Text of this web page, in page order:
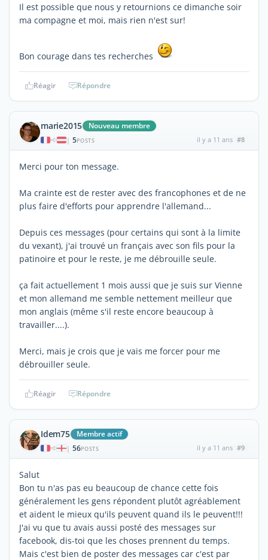
Il est possible que nous y retournions ce dimanche soir
ma compagne et moi, mais rien n'est sur!
Bon courage dans tes recherches
Réagir Répondre
marie2015 Nouveau membre
| 5POSTS il y a 11 ans #8
Merci pour ton message.
Ma crainte est de rester avec des francophones et de ne
plus faire d'efforts pour apprendre l'allemand...
Depuis ces messages (pour certains qui sont à la limite
du vexant), j'ai trouvé un français avec son fils pour la
patinoire et pour le reste, je me débrouille seule.
ça fait actuellement 1 mois aussi que je suis sur Vienne
et mon allemand me semble nettement meilleur que
mon anglais (même s'il reste encore beaucoup à
travailler....).
Merci, mais je crois que je vais me forcer pour me
débrouiller seule.
Réagir Répondre
Idem75 Membre actif
| 56POSTS il y a 11 ans #9
Salut
Bon tu n'as pas eu beaucoup de chance cette fois
généralement les gens répondent plutôt agréablement
et aident le mieux qu'ils peuvent quand ils le peuvent!!!
J'ai vu que tu avais aussi posté des messages sur
facebook, dis-toi que les choses prennent du temps.
Mais c'est bien de poster des messages car c'est par